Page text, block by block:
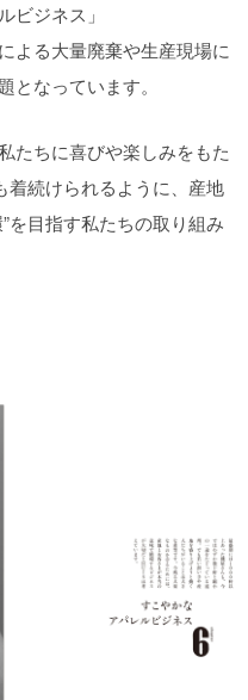
ビジネス」
よる大量廃棄や生産現場に
となっています。
たちに喜びや楽しみをもた
着続けられるように、産地
を目指す私たちの取り組み